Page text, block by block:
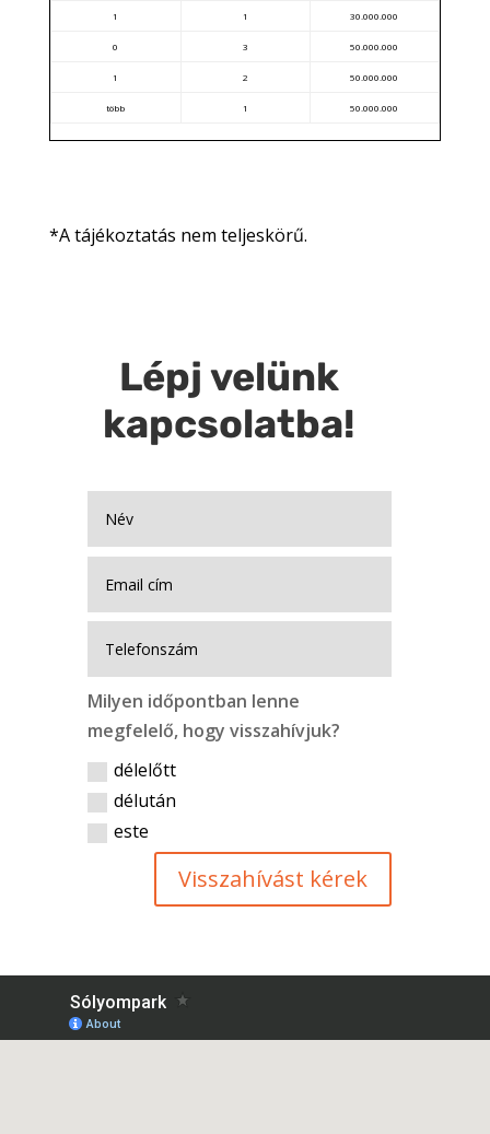
1 1 30.000.000
0 3 50.000.000
1 2 50.000.000
több 1 50.000.000
*A tájékoztatás nem teljeskörű.
Lépj velünk
kapcsolatba!
Milyen időpontban lenne
megfelelő, hogy visszahívjuk?
délelőtt
délután
este
Visszahívást kérek